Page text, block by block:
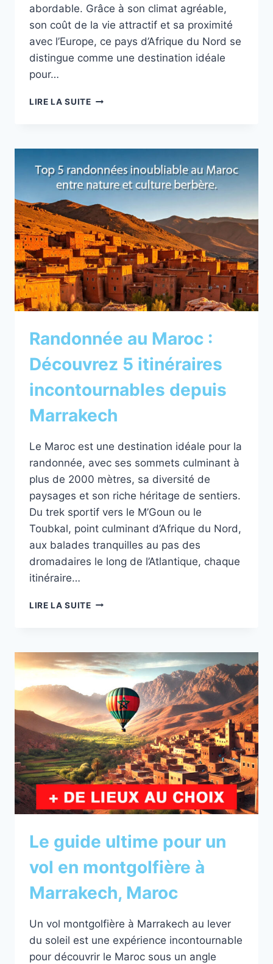
abordable. Grâce à son climat agréable,
son coût de la vie attractif et sa proximité
avec l’Europe, ce pays d’Afrique du Nord se
distingue comme une destination idéale
pour…
LIRE LA SUITERETRAITE
MAROC
DÉCOUVREZ
LES
IDÉALES
POUR
LES
RETRAITÉS
FRANÇAIS
Randonnée au Maroc :
Découvrez 5 itinéraires
incontournables depuis
Marrakech
Le Maroc est une destination idéale pour la
randonnée, avec ses sommets culminant à
plus de 2000 mètres, sa diversité de
paysages et son riche héritage de sentiers.
Du trek sportif vers le M’Goun ou le
Toubkal, point culminant d’Afrique du Nord,
aux balades tranquilles au pas des
dromadaires le long de l’Atlantique, chaque
itinéraire…
LIRE LA SUITERANDONNÉE
DÉCOUVREZ
5
ITINÉRAIRES
INCONTOURNABLES
DEPUIS
MARRAKECH
Le guide ultime pour un
vol en montgolfière à
Marrakech, Maroc
Un vol montgolfière à Marrakech au lever
du soleil est une expérience incontournable
pour découvrir le Maroc sous un angle